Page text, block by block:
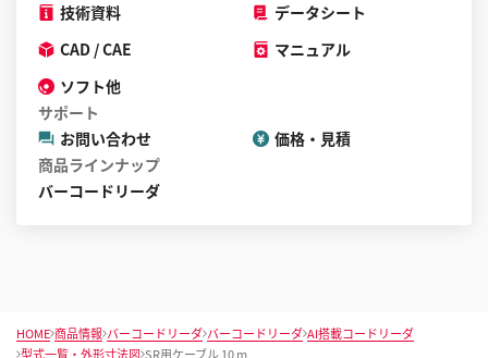
技術資料
データシート
CAD / CAE
マニュアル
ソフト他
サポート
お問い合わせ
価格・見積
商品ラインナップ
バーコードリーダ
HOME 商品情報 バーコードリーダ バーコードリーダ AI搭載コードリーダ
型式一覧・外形寸法図 SR用ケーブル 10 m